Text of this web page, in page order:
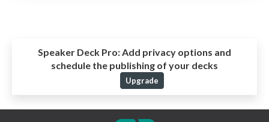
Speaker Deck Pro:Add privacy options and
schedule the publishing of your decks
Upgrade